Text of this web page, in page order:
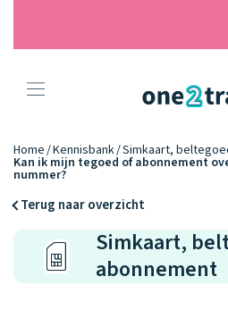
Producten
Onze gps
horloges
ConnectConnect
NEXT
Connect
UP
Opladers
Hoe werkt
het?
Ontdek hoe
het werkt
Zo werken het
kinderhorloge
Positie
Blogs
Over ons
Home Kennisbank Simkaart,
Kan ik mijn tegoed of abonnement
nummer?
Terug naar overzicht
Simkaart,
abonnement